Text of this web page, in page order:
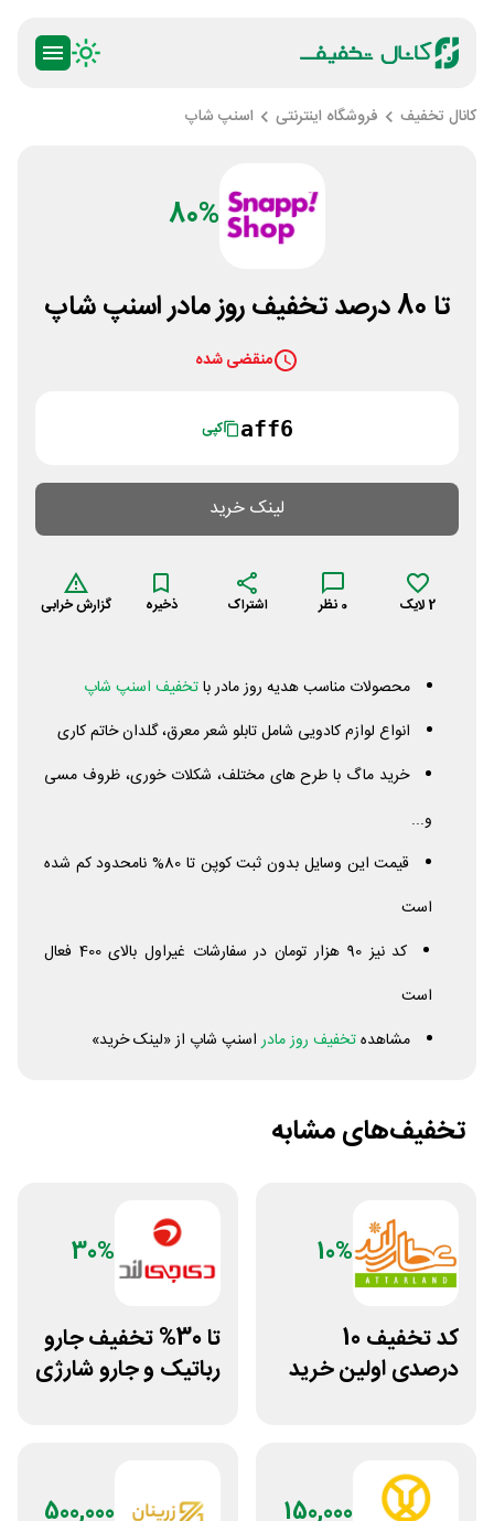
کانال تخفیف فروشگاه اینترنتی اسنپ شاپ
80%
تا 80 درصد تخفیف روز مادر اسنپ شاپ
منقضی شده
aff6 کپی
لینک خرید
2لایک 0 نظر اشتراک ذخیره گزارش خرابی
محصولات مناسب هدیه روز مادر باتخفیف اسنپ شاپ
انواع لوازم کادویی شامل تابلو شعر معرق، گلدان خاتم کاری
خرید ماگ با طرح های مختلف، شکلات خوری، ظروف مسی
و...
قیمت این وسایل بدون ثبت کوپن تا 80% نامحدود کم شده
است
کد نیز 90 هزار تومان در سفارشات غیراول بالای 400 فعال
است
مشاهدهتخفیف روز مادراسنپ شاپ از «لینک خرید»
تخفیف‌های مشابه
10%
کد تخفیف 10
درصدی اولین خرید
30%
تا 30% تخفیف جارو
رباتیک و جارو شارژی
150,000
500,000